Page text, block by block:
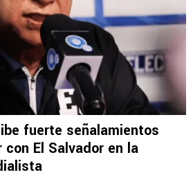
fuerte señalamientos
El Salvador en la